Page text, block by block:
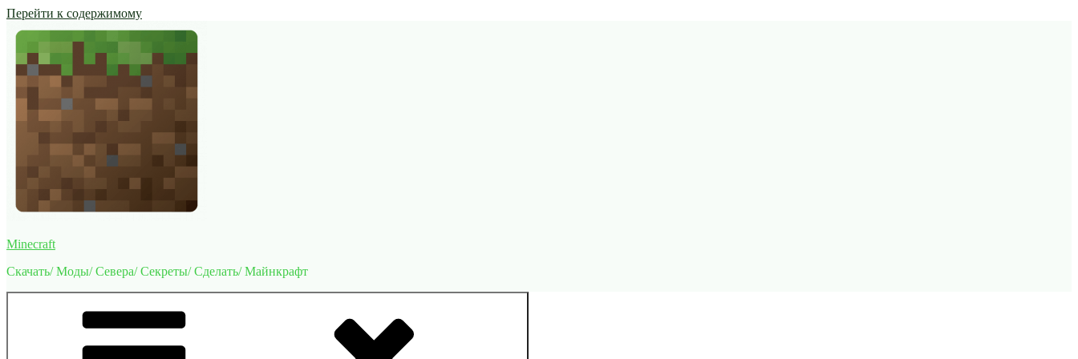
Перейти к содержимому
Minecraft
Скачать/ Моды/ Севера/ Секреты/ Сделать/ Майнкрафт